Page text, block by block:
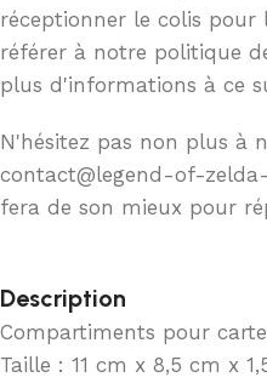
réceptionner le colis pour
référer à notre politique
plus d'informations à ce
N'hésitez pas non plus à
contact@legend-of-
fera de son mieux pour
Description
Compartiments pour
Taille : 11 cm x 8,5 cm x